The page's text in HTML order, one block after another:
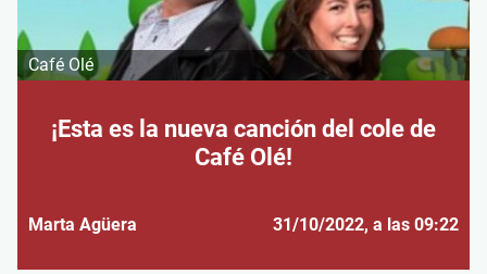
Café Olé
¡Esta es la nueva canción del cole de
Café Olé!
Marta Agüera 31/10/2022, a las 09:22